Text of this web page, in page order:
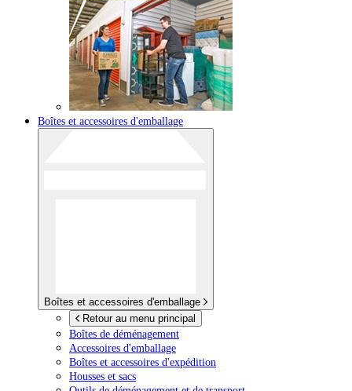
Boîtes et accessoires d'emballage
Boîtes et accessoires d'emballage
Retour au menu principal
Boîtes de déménagement
Accessoires d'emballage
Boîtes et accessoires d'expédition
Housses et sacs